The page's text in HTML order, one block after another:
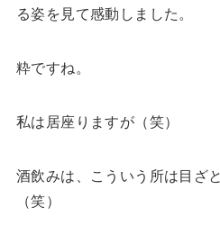
る姿を見て感動しました。
粋ですね。
私は居座りますが（笑）
酒飲みは、こういう所は目ざ
（笑）